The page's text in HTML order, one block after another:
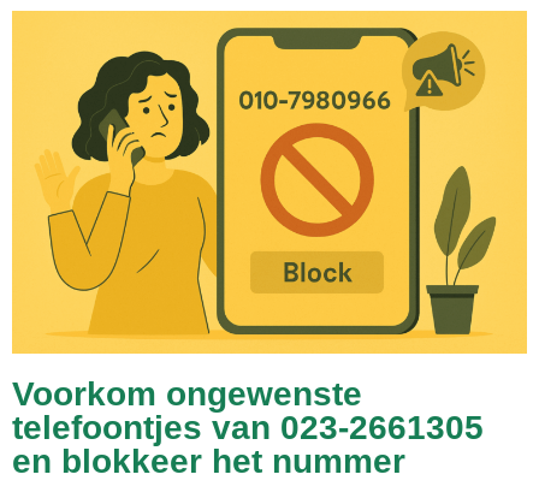
Voorkom ongewenste
telefoontjes van 023-2661305
en blokkeer het nummer